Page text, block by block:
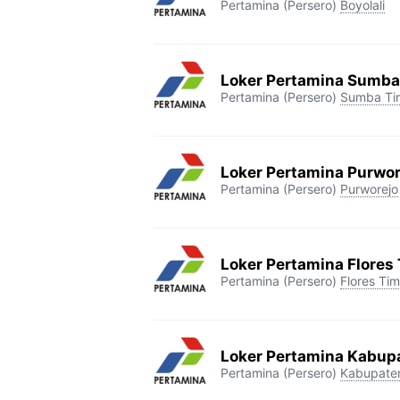
Pertamina (Persero) Boyolali
Loker Pertamina
Pertamina (Persero) Sumba
Loker Pertamina
Pertamina (Persero) Purworejo
Loker Pertamina Flores
Pertamina (Persero) Flores
Loker Pertamina
Pertamina (Persero)